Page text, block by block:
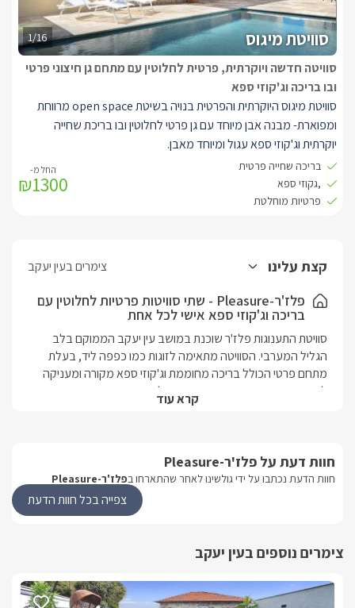
1/16 סוויטת מיגוס
סוויטה חדשה ויוקרתית, פרטית לחלוטין עם מתחם גן חיצוני פרטי
ובו בריכה וג'קוזי ספא
סוויטת מיגוס היוקרתית והפרטית בנויה בשיטת open space מרווחת
ומפוארת- מבנה אבן מיוחד עם גן פרטי לחלוטין ובו בריכת שחייה
יוקרתית וג'קוזי ספא עגול ומיוחד מאבן.
בסוויטה תיהנו ממיטה זוגית מפורזלת עדינה ויפה בצבע לבן עטופה
רחצה, פינת אוכל , מיזוג אוויר ומטבח מאובזר הכולל מיקרוגל, מקרר
גדול, קומקום חשמלי, מכונת קפה נספרסו וכלי מטבח.
בגן הפרטי של הסוויטה תהנו מג'קוזי ספא מפנק ומוצל, בריכת שחייה
פרטית, מיטות שיזוף, פינת ישיבה נוחה ומיוחדת לצד הג'קוזי, בחצר הגן
גם פינת ברקביקיו בנויה לצידה כיור ושולחן בר מאבן הגן יואר בתאורה
צבעונית ורומנטית בשעות הערב.
בריכה שחייה פרטית
,גקוזי ספא
פרטיות מוחלטת
₪1300
קצת עלינו צימרים בעין יעקב
פלז'ר-Pleasure - שתי סוויטות פרטיות לחלוטין עם
בריכה וג'קוזי ספא אישי לכל אחת
לכם חופשה יוקרתית עם פרטיות מושלמת.
בעונת החורף בפלז'ר -תהנו מג'קוזי ספא לוהט ומקורה, וכן מגוון
קרא עוד
חוות דעת על פלז'ר-Pleasure
חוות הדעת נכתבו על ידי גולשינו לאחר שהתארחו בפלז'ר-Pleasure
צפייה בכל חוות הדעת
צימרים נוספים בעין יעקב